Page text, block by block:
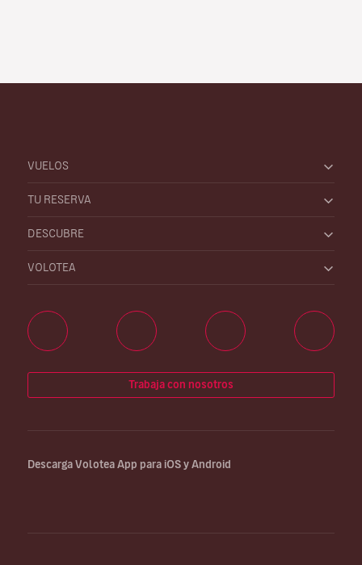
VUELOS
TU RESERVA
DESCUBRE
VOLOTEA
Trabaja con nosotros
Descarga Volotea App para iOS y Android